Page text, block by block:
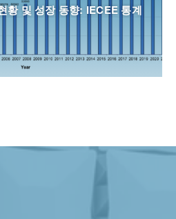
황 및 성장 동향: IECEE 통계